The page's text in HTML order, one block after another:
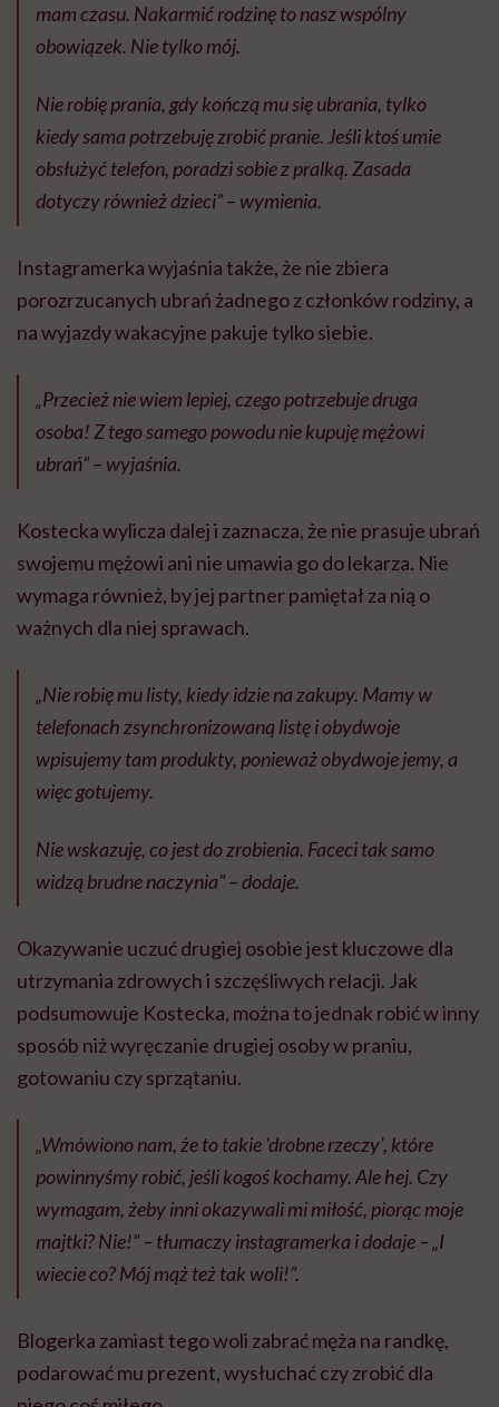
mam czasu. Nakarmić rodzinę to nasz wspólny
obowiązek. Nie tylko mój.
Nie robię prania, gdy kończą mu się ubrania, tylko
kiedy sama potrzebuję zrobić pranie. Jeśli ktoś umie
obsłużyć telefon, poradzi sobie z pralką. Zasada
dotyczy również dzieci” – wymienia.
Instagramerka wyjaśnia także, że nie zbiera
porozrzucanych ubrań żadnego z członków rodziny, a
na wyjazdy wakacyjne pakuje tylko siebie.
„Przecież nie wiem lepiej, czego potrzebuje druga
osoba! Z tego samego powodu nie kupuję mężowi
ubrań” – wyjaśnia.
Kostecka wylicza dalej i zaznacza, że nie prasuje ubrań
swojemu mężowi ani nie umawia go do lekarza. Nie
wymaga również, by jej partner pamiętał za nią o
ważnych dla niej sprawach.
„Nie robię mu listy, kiedy idzie na zakupy. Mamy w
telefonach zsynchronizowaną listę i obydwoje
wpisujemy tam produkty, ponieważ obydwoje jemy, a
więc gotujemy.
Nie wskazuję, co jest do zrobienia. Faceci tak samo
widzą brudne naczynia” – dodaje.
Okazywanie uczuć drugiej osobie jest kluczowe dla
utrzymania zdrowych i szczęśliwych relacji. Jak
podsumowuje Kostecka, można to jednak robić w inny
sposób niż wyręczanie drugiej osoby w praniu,
gotowaniu czy sprzątaniu.
„Wmówiono nam, że to takie 'drobne rzeczy’, które
powinnyśmy robić, jeśli kogoś kochamy. Ale hej. Czy
wymagam, żeby inni okazywali mi miłość, piorąc moje
majtki? Nie!” – tłumaczy instagramerka i dodaje – „I
wiecie co? Mój mąż też tak woli!”.
Blogerka zamiast tego woli zabrać męża na randkę,
podarować mu prezent, wysłuchać czy zrobić dla